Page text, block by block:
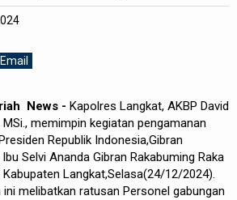
Email
News - Kapolres Langkat, AKBP David
memimpin kegiatan pengamanan
Republik Indonesia,Gibran
Selvi Ananda Gibran Rakabuming Raka
Langkat,Selasa(24/12/2024).
melibatkan ratusan Personel gabungan